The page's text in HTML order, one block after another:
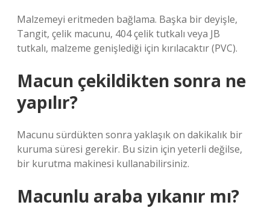
Malzemeyi eritmeden bağlama. Başka bir deyişle,
Tangit, çelik macunu, 404 çelik tutkalı veya JB
tutkalı, malzeme genişlediği için kırılacaktır (PVC).
Macun çekildikten sonra ne
yapılır?
Macunu sürdükten sonra yaklaşık on dakikalık bir
kuruma süresi gerekir. Bu sizin için yeterli değilse,
bir kurutma makinesi kullanabilirsiniz.
Macunlu araba yıkanır mı?